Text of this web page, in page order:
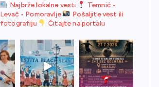
Najbrže lokalne vesti
Temnić •
Levač • Pomoravlje
Pošaljite vest ili
fotografiju
Čitajte na portalu